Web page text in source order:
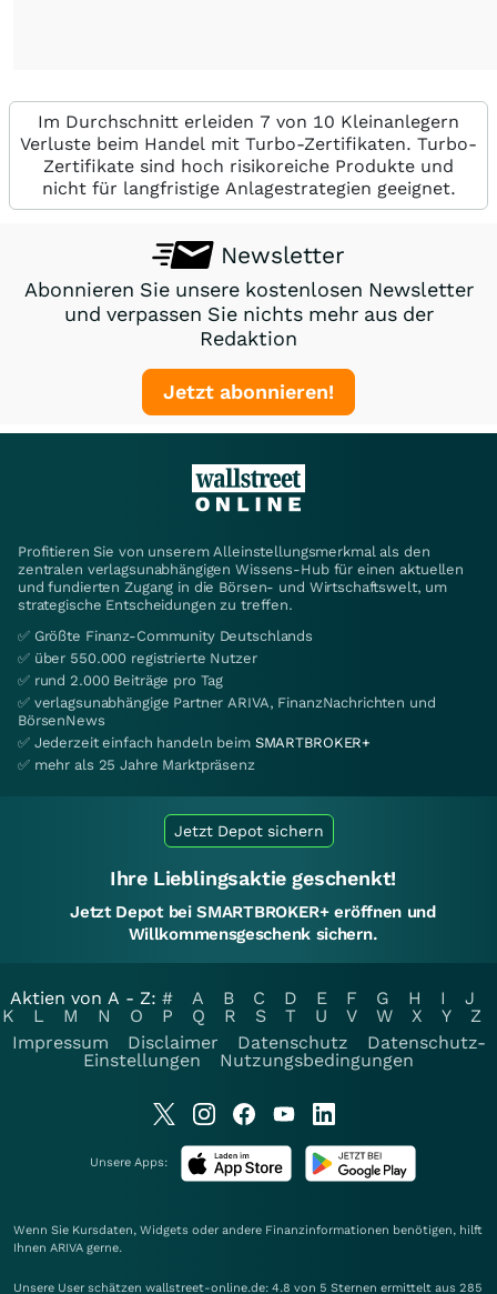
Im Durchschnitt erleiden 7 von 10 Kleinanlegern
Verluste beim Handel mit Turbo-Zertifikaten. Turbo-
Zertifikate sind hoch risikoreiche Produkte und
nicht für langfristige Anlagestrategien geeignet.
Newsletter
Abonnieren Sie unsere kostenlosen Newsletter
und verpassen Sie nichts mehr aus der
Redaktion
Jetzt abonnieren!
Profitieren Sie von unserem Alleinstellungsmerkmal als den
zentralen verlagsunabhängigen Wissens-Hub für einen aktuellen
und fundierten Zugang in die Börsen- und Wirtschaftswelt, um
strategische Entscheidungen zu treffen.
✅ Größte Finanz-Community Deutschlands
✅ über 550.000 registrierte Nutzer
✅ rund 2.000 Beiträge pro Tag
✅ verlagsunabhängige Partner ARIVA, FinanzNachrichten und
BörsenNews
✅ Jederzeit einfach handeln beim SMARTBROKER+
✅ mehr als 25 Jahre Marktpräsenz
Jetzt Depot sichern
Ihre Lieblingsaktie geschenkt!
Jetzt Depot bei SMARTBROKER+ eröffnen und
Willkommensgeschenk sichern.
Aktien von A - Z: # A B C D E F G H I
J
K
L M N O P Q R S T U V W X Y
Z
Impressum
Disclaimer Datenschutz
Datenschutz-
Einstellungen
Nutzungsbedingungen
Unsere Apps:
Wenn Sie Kursdaten, Widgets oder andere Finanzinformationen benötigen, hilft
Ihnen ARIVA gerne.
Unsere User schätzen wallstreet-online.de: 4.8 von 5 Sternen ermittelt aus 285